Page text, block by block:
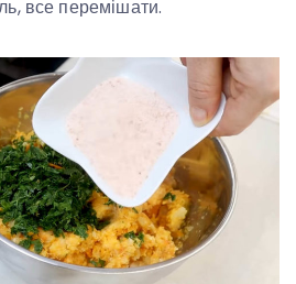
все перемішати.